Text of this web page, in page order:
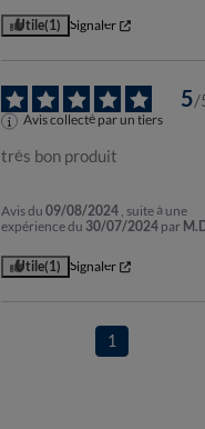
Utile(1) Signaler
5/
Avis collecté par un tiers
très bon produit
Avis du09/08/2024 , suite à une
expérience du 30/07/2024 par
Utile(1) Signaler
1